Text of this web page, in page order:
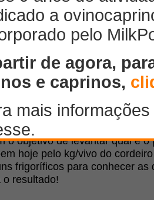
opinião de produtores e
de carne de cordeiro do
no mercado, já que a
Em 2010, o envio de
pois o Uruguai
valor, como os Estados
A baixa oferta de carne no
aumento dos preços internos.
o objetivo de levantar qual é o
hoje pelo kg/vivo do
frigoríficos para conhecer as
o resultado!